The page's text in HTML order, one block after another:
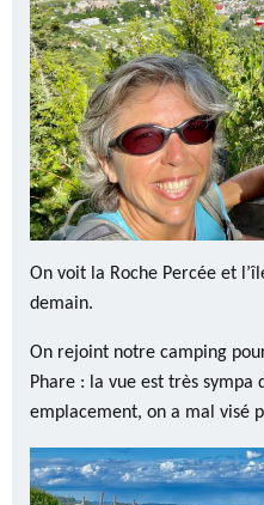
On voit la Roche Percée et
demain.
On rejoint notre camping
Phare : la vue est très sympa
emplacement, on a mal visé